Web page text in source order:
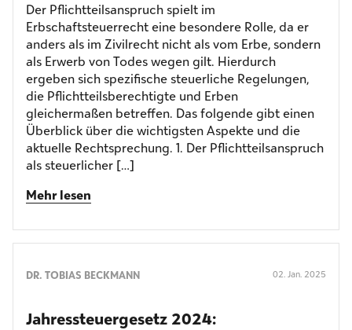
Der Pflichtteilsanspruch spielt im
Erbschaftsteuerrecht eine besondere Rolle, da er
anders als im Zivilrecht nicht als vom Erbe, sondern
als Erwerb von Todes wegen gilt. Hierdurch
ergeben sich spezifische steuerliche Regelungen,
die Pflichtteilsberechtigte und Erben
gleichermaßen betreffen. Das folgende gibt einen
Überblick über die wichtigsten Aspekte und die
aktuelle Rechtsprechung. 1. Der Pflichtteilsanspruch
als steuerlicher […]
Mehr lesen
DR. TOBIAS BECKMANN 02. Jan. 2025
Jahressteuergesetz 2024: